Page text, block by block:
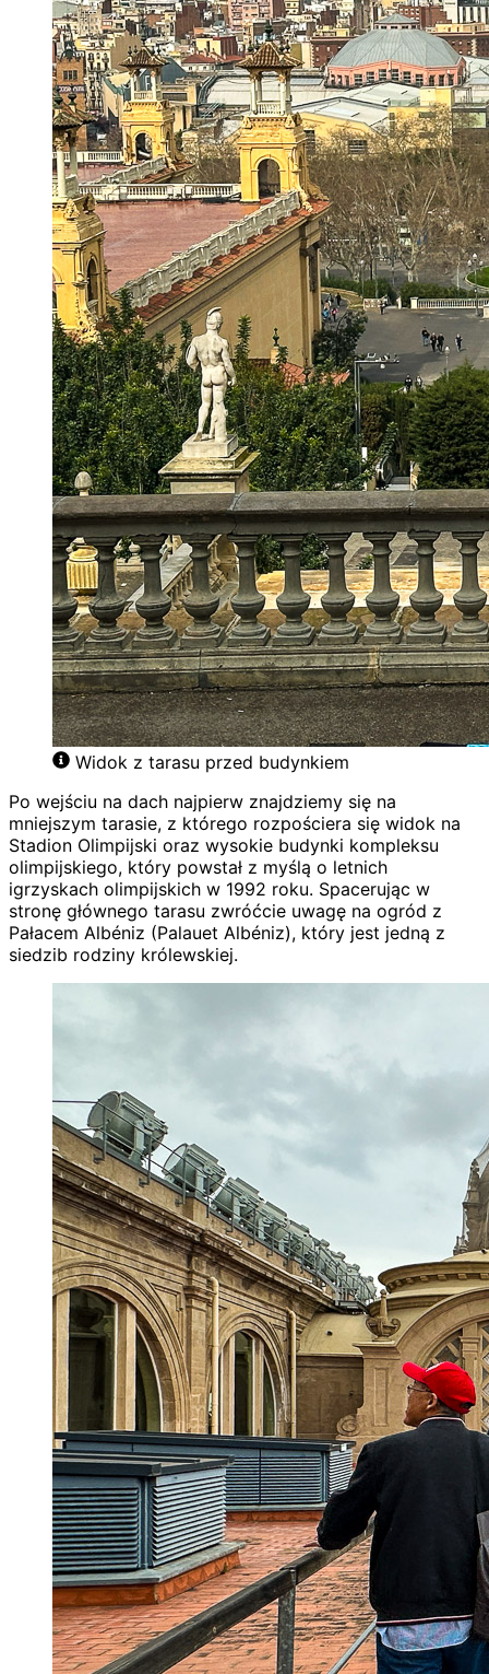
Widok z tarasu przed budynkiem
Po wejściu na dach najpierw znajdziemy się na
mniejszym tarasie, z którego rozpościera się widok na
Stadion Olimpijski oraz wysokie budynki kompleksu
olimpijskiego, który powstał z myślą o letnich
igrzyskach olimpijskich w 1992 roku. Spacerując w
stronę głównego tarasu zwróćcie uwagę na ogród z
Pałacem Albéniz (Palauet Albéniz), który jest jedną z
siedzib rodziny królewskiej.